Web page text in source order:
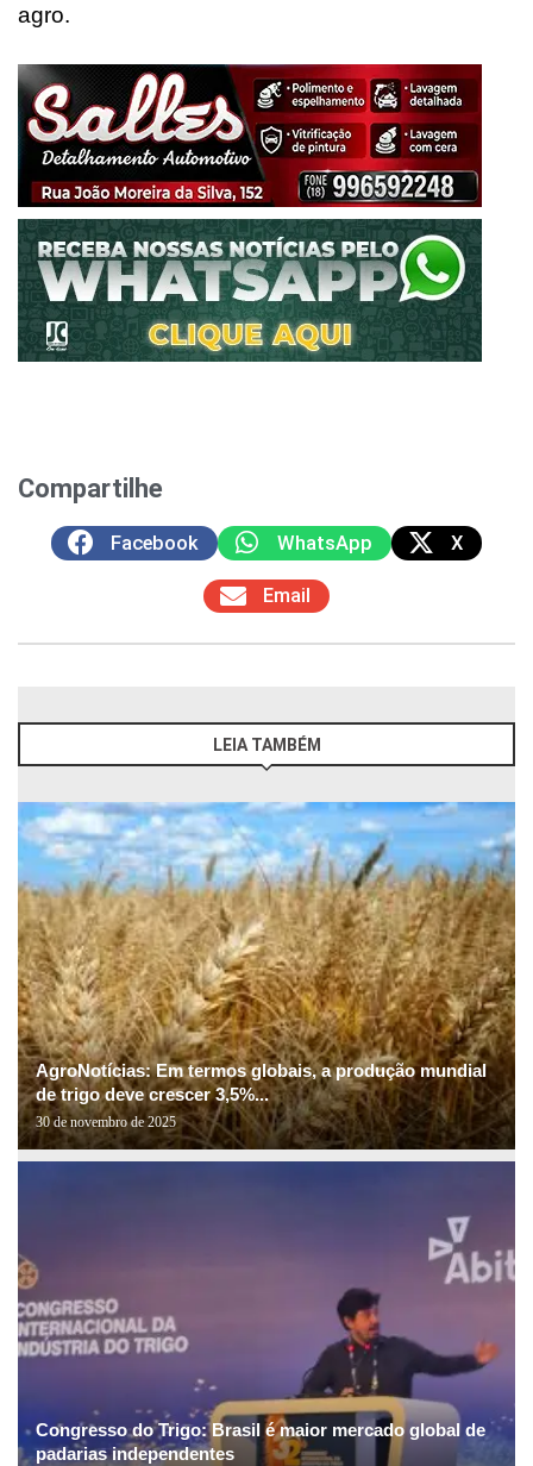
agro.
Compartilhe
Facebook WhatsApp X
Email
LEIA TAMBÉM
AgroNotícias: Em termos globais, a produção mundial
de trigo deve crescer 3,5%...
30 de novembro de 2025
Congresso do Trigo: Brasil é maior mercado global de
padarias independentes